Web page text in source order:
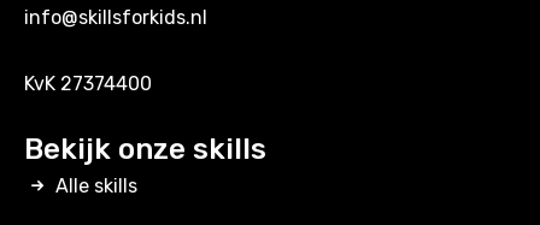
info@skillsforkids.nl
KvK 27374400
Bekijk onze skills
Alle skills